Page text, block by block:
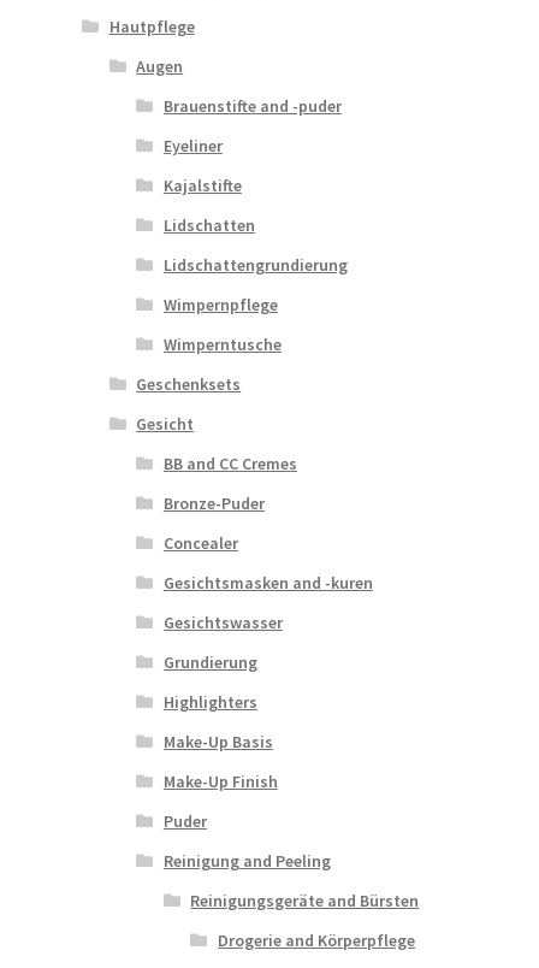
Hautpflege
Augen
Brauenstifte and -puder
Eyeliner
Kajalstifte
Lidschatten
Lidschattengrundierung
Wimpernpflege
Wimperntusche
Geschenksets
Gesicht
BB and CC Cremes
Bronze-Puder
Concealer
Gesichtsmasken and -kuren
Gesichtswasser
Grundierung
Highlighters
Make-Up Basis
Make-Up Finish
Puder
Reinigung and Peeling
Reinigungsgeräte and Bürsten
Drogerie and Körperpflege